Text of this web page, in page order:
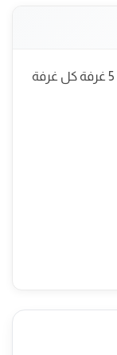
عمارة مكونة من 2 دور كل دول مكون من 5 غرفة كل غرفة